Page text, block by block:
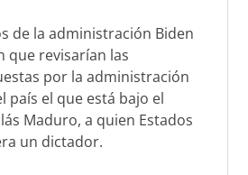
de la administración Biden
que revisarían las
por la administración
país el que está bajo el
Maduro, a quien Estados
un dictador.